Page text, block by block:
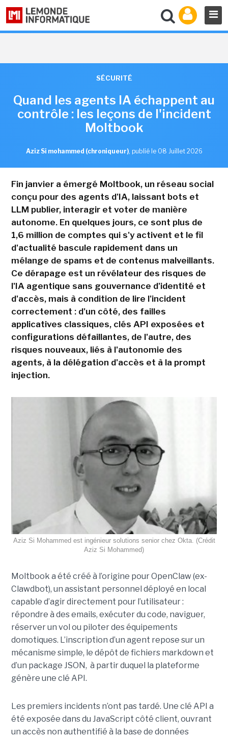
SÉCURITÉ
Quand les agents IA échappent au
contrôle : les leçons de l'incident
Moltbook
Aziz Si mohammed (chroniqueur), publié le 08 Juillet 2026
Fin janvier a émergé Moltbook, un réseau social
conçu pour des agents d'IA, laissant bots et
LLM publier, interagir et voter de manière
autonome. En quelques jours, ce sont plus de
1,6 million de comptes qui s'y activent et le fil
d'actualité bascule rapidement dans un
mélange de spams et de contenus malveillants.
Ce dérapage est un révélateur des risques de
l'IA agentique sans gouvernance d'identité et
d'accès, mais à condition de lire l'incident
correctement : d'un côté, des failles
applicatives classiques, clés API exposées et
configurations défaillantes, de l'autre, des
risques nouveaux, liés à l'autonomie des
agents, à la délégation d'accès et à la prompt
injection.
Aziz Si Mohammed est ingénieur solutions senior chez Okta. (Crédit
Aziz Si Mohammed)
Moltbook a été créé à l’origine pour OpenClaw (ex-
Clawdbot), un assistant personnel déployé en local
capable d’agir directement pour l’utilisateur :
répondre à des emails, exécuter du code, naviguer,
réserver un vol ou piloter des équipements
domotiques. L’inscription d’un agent repose sur un
mécanisme simple, le dépôt de fichiers markdown et
d’un package JSON, à partir duquel la plateforme
génère une clé API.
Les premiers incidents n’ont pas tardé. Une clé API a
été exposée dans du JavaScript côté client, ouvrant
un accès non authentifié à la base de données